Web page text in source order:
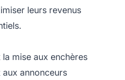
leurs revenus
mise aux enchères
annonceurs